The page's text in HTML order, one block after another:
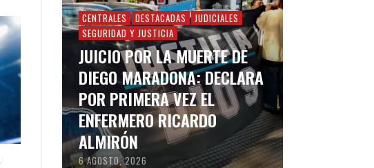
CENTRALES DESTACADAS
JUDICIALES
SEGURIDAD Y JUSTICIA
JUICIO POR LA MUERTE DE
DIEGO MARADONA: DECLARA
POR PRIMERA VEZ EL
ENFERMERO RICARDO
ALMIRÓN
6 AGOSTO, 2026